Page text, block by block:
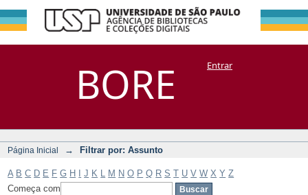
BORE
Filtrar por:
Assunto
DSpace/Manakin + CoriscoEntrar
Página Inicial → Filtrar por: Assunto
A B C D E F G H J K M N O P Q R S T U V W X Y Z
Começa com